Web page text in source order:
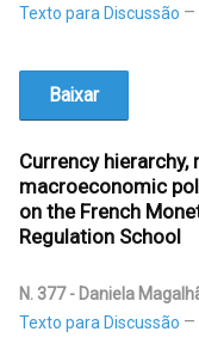
Texto para Discussão
Baixar
Currency
macroeconomic
on the French
Regulation School
N. 377 - Daniela
Texto para Discussão